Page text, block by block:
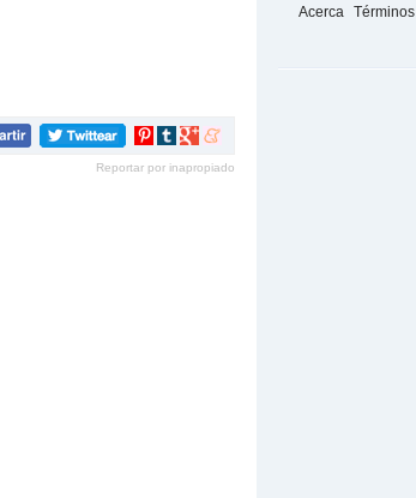
Compartir
Pinterest
Compartir
tumblr
Compartir
Google+
Compartir
meneame
Reportar por inapropiado
Acerca Términos